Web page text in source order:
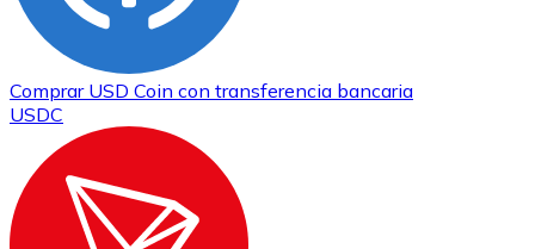
Comprar USD Coin con transferencia bancaria
USDC